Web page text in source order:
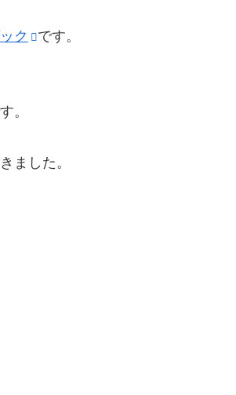
ク です。
。
ました。